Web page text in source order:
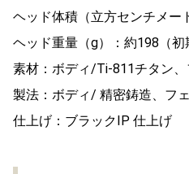
ヘッド体積（立方センチメー
ヘッド重量（g）：約198（初
素材：ボディ/Ti-811チタン
製法：ボディ/ 精密鋳造、フ
仕上げ：ブラックIP 仕上げ